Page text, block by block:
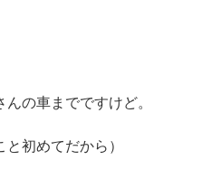
の車までですけど。
と初めてだから）